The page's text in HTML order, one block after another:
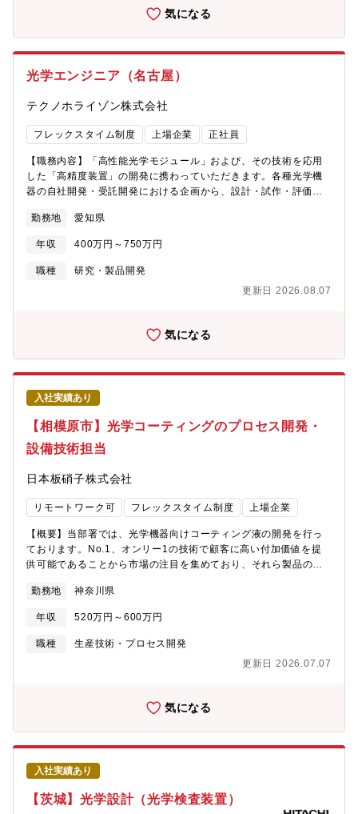
す。装置全体の設計が守備範囲となります。【魅力】 ■自分が設
計した装置がお客様の現場で稼働する様子を見届けることがで
き、事業貢献を実感できる ■電子設計やソフトウェア開発設計者
と連携したプロジェクト型の業務で幅広いスキルが身につく ■未
経験者も入社後の育成制度により成長可能で、理系学部卒業程度
の基礎知識があれば挑戦できる
気になる
光学エンジニア（名古屋）
テクノホライゾン株式会社
フレックスタイム制度 上場企業 正社員
【職務内容】「高性能光学モジュール」および、その技術を応用
した「高精度装置」の開発に携わっていただきます。各種光学機
器の自社開発・受託開発における企画から、設計・試作・評価、
ンストップ型の開発体制が強みです。光学開発として、医療用、
教育用（例えば弊社の書画カメラ）、セキュリティ用など、多岐
に渡る光学系、また、それら光学製品を実現させるための、高精
度な設備開発がメインとなります。配属後は現行製品のブラッシ
トの立ち上げに関わっていただく可能性もあります。光学の開発
迎します。【募集背景】現在、当社では「結像系（撮像系・投射
系)」・「照明系」など、保有する複数の光学技術を駆使した、ユ
ニット、及び、高精度生産用設備の開発に注力しています。新し
く、難易度の高い光学製品を実現させていくための技術基盤をさ
らに強固なものにするため、新たな力を募集します。特定の細分
化された工程のみを担当するのではなく、製品開発の全行程に
「一気通貫」で携わり、光学のプロフェッショナルとして視座を
高めていける環境です。【具体的な業務範囲】※応募時点で全て
のご経験を満たす必要はありません。・光学設計業務：各種光学
筐体設計 ・設備開発業務：モノづくりを支える電装機器・制御
ソフト・アプリケーションの開発・設計・試作評価業務：量産化
をみすえた光学・機構・設備の多角的な検証【勤務・協力体制】
より、名古屋や新横浜の技術者とも密に連携し、拠点を越えたチ
ーム開発を推進していただきます。
勤務地 愛知県
年収 400万円～750万円
職種
研究・製品開発
更新日 2026.08.07
気になる
入社実績あり
【相模原市】光学コーティングのプロセス開発・
設備技術担当
日本板硝子株式会社
リモートワーク可 フレックスタイム制度 上場企業
【概要】当部署では、光学機器向けコーティング液の開発を行っ
ております。No.1、オンリー1の技術で顧客に高い付加価値を提
供可能であることから市場の注目を集めており、それら製品の採
グループに加わり、設備と技術の関係部署と連携して、生産およ
び開発の設備設計・企画開発をご担当いただく予定です。またプ
ロセス開発グループは、日本国内および海外の顧客拠点への設備
導入も担当しており、所属グループの企画・立案・遂行を担って
し、顧客の担当者と直接協議しながら課題をクリアし、完遂する
です。また、新規技術の導入に向けた調査活動も積極的に参画い
ただくことが可能です。【配属部署】クリエイティブ・テクノロ
ジー事業部門 事業開発統括部 技術開発部 光学技術開発部
【キャリアプラン】新しい技術開発を担当する部署の中で役職を
担い、社内でステップアップされていくことを期待しています。
【本ポジションの魅力】光学の分野で、No.1、Only 1の製品開発
に取り組むことができます。ご自身のアイデアを企画立案し、自
由度の高い開発体制を構築できます。多数のスペシャリストと議
勤務地 神奈川県
年収 520万円～600万円
職種
生産技術・プロセス開発
更新日 2026.07.07
気になる
入社実績あり
【茨城】光学設計（光学検査装置）